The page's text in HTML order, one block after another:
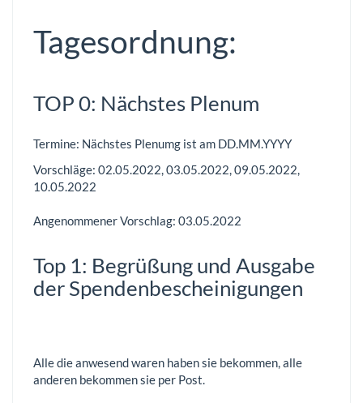
Tagesordnung:
TOP 0: Nächstes Plenum
Termine: Nächstes Plenumg ist am DD.MM.YYYY
Vorschläge: 02.05.2022, 03.05.2022, 09.05.2022,
10.05.2022
Angenommener Vorschlag: 03.05.2022
Top 1: Begrüßung und Ausgabe
der Spendenbescheinigungen
Alle die anwesend waren haben sie bekommen, alle
anderen bekommen sie per Post.